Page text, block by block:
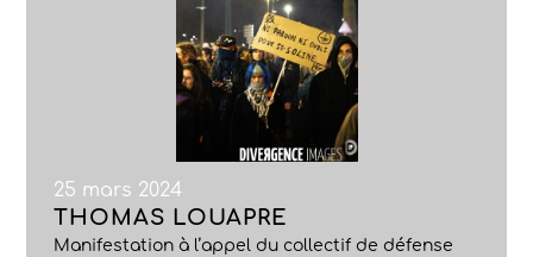
25 mars 2024
THOMAS LOUAPRE
Manifestation à l’appel du collectif de défense